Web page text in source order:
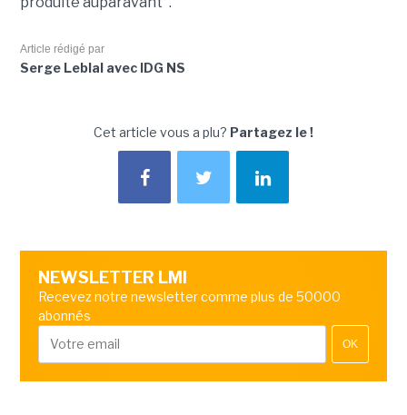
Article rédigé par
Serge Leblal avec IDG NS
Cet article vous a plu? Partagez le !
NEWSLETTER LMI
Recevez notre newsletter comme plus de 50000
abonnés
OK